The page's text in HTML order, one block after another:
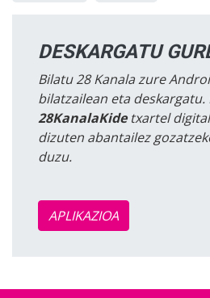
DESKARGATU
Bilatu 28 Kanala zure
bilatzailean eta deskargatu.
28KanalaKidetxartel
dizuten abantailez
duzu.
APLIKAZIOA